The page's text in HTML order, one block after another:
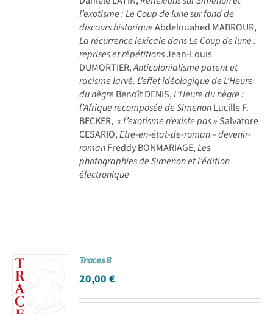
l’exotisme : Le Coup de lune sur fond de
discours historiqueAbdelouahed MABROUR,
La récurrence lexicale dans Le Coup de lune :
reprises et répétitionsJean-Louis
DUMORTIER,Anticolonialisme patent et
racisme larvé. L’effet idéologique de L’Heure
du nègre Benoît DENIS,L’Heure du nègre :
l’Afrique recomposée de SimenonLucille F.
BECKER,« L’exotisme n’existe pas » Salvatore
CESARIO,Etre-en-état-de-roman – devenir-
romanFreddy BONMARIAGE,Les
photographies de Simenon et l’édition
électronique
Traces 8
20,00€